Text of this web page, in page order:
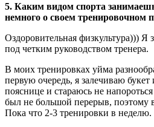
5. Каким видом спорта
немного о своем тренировочном
Оздоровительная физкультура))) Я
под четким руководством тренера.
В моих тренировках уйма
первую очередь, я залечиваю
пояснице и стараюсь не
был не большой перерыв, поэтому
Пока что 2-3 тренировки в неделю.